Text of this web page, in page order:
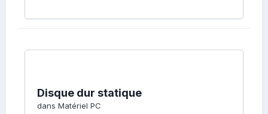
Disque dur statique
dans Matériel PC